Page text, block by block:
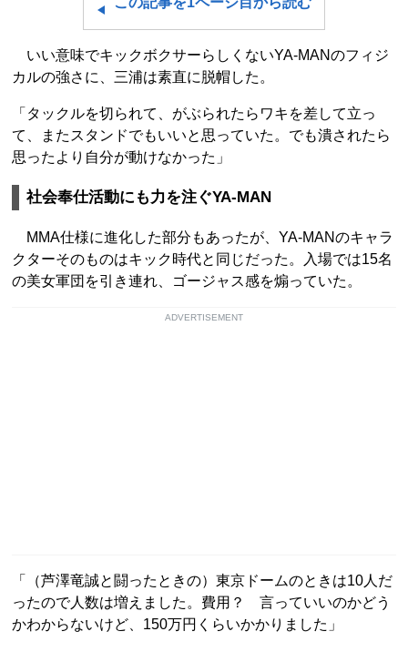
いい意味でキックボクサーらしくないYA-MANのフィジ
カルの強さに、三浦は素直に脱帽した。
「タックルを切られて、がぶられたらワキを差して立っ
て、またスタンドでもいいと思っていた。でも潰されたら
思ったより自分が動けなかった」
社会奉仕活動にも力を注ぐYA-MAN
MMA仕様に進化した部分もあったが、YA-MANのキャラ
クターそのものはキック時代と同じだった。入場では15名
の美女軍団を引き連れ、ゴージャス感を煽っていた。
ADVERTISEMENT
「（芦澤竜誠と闘ったときの）東京ドームのときは10人だ
ったので人数は増えました。費用？ 言っていいのかどう
かわからないけど、150万円くらいかかりました」